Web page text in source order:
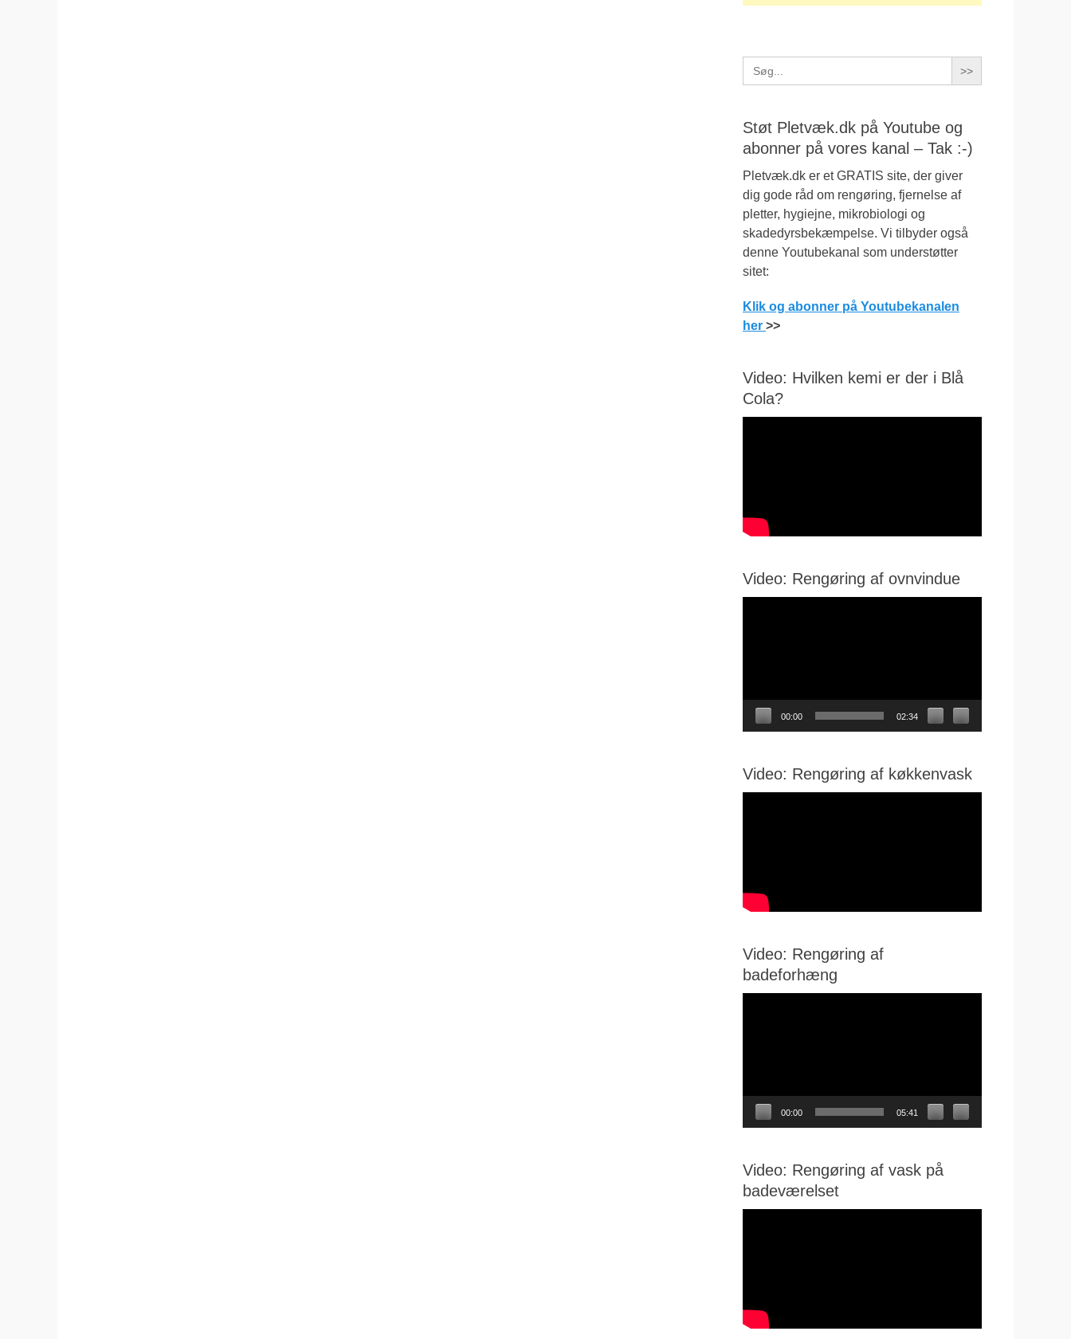
Search
for:
Støt Pletvæk.dk på Youtube og
abonner på vores kanal – Tak :-)
Pletvæk.dk er et GRATIS site, der giver
dig gode råd om rengøring, fjernelse af
pletter, hygiejne, mikrobiologi og
skadedyrsbekæmpelse. Vi tilbyder også
denne Youtubekanal som understøtter
sitet:
Klik og abonner på Youtubekanalen
her >>
Video: Hvilken kemi er der i Blå
Cola?
Video: Rengøring af ovnvindue
00:00 02:34
Video: Rengøring af køkkenvask
Video: Rengøring af
badeforhæng
00:00 05:41
Video: Rengøring af vask på
badeværelset